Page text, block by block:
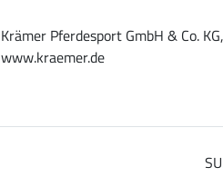
Krämer Pferdesport GmbH & Co.
www.kraemer.de